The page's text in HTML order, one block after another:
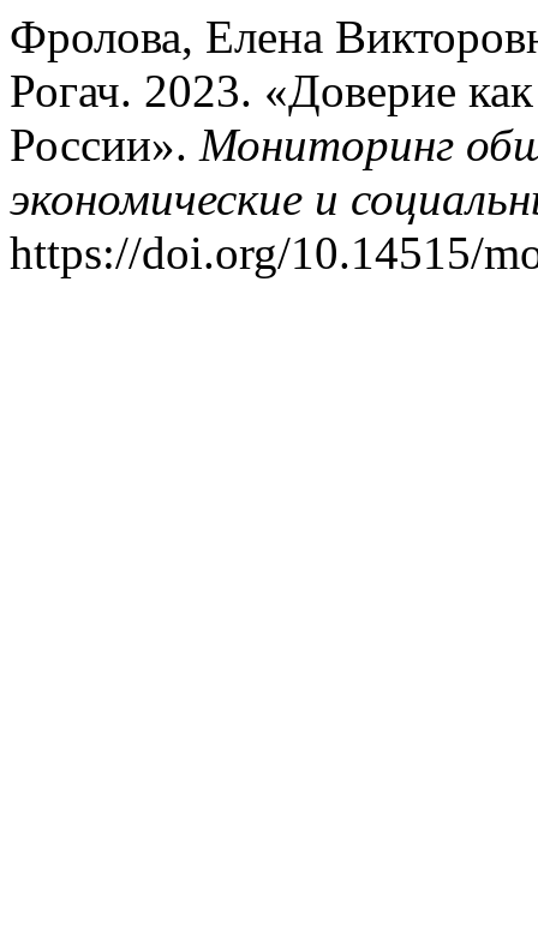
Фролова, Елена
Рогач. 2023. «Доверие
России». Мониторинг
экономические и
https://doi.org/10.14515/